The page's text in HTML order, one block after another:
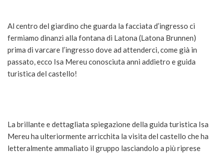
Al centro del giardino che guarda la facciata d’ingresso ci
fermiamo dinanzi alla fontana di Latona (Latona Brunnen)
prima di varcare l’ingresso dove ad attenderci, come già in
passato, ecco Isa Mereu conosciuta anni addietro e guida
turistica del castello!
La brillante e dettagliata spiegazione della guida turistica Isa
Mereu ha ulteriormente arricchita la visita del castello che ha
letteralmente ammaliato il gruppo lasciandolo a più riprese